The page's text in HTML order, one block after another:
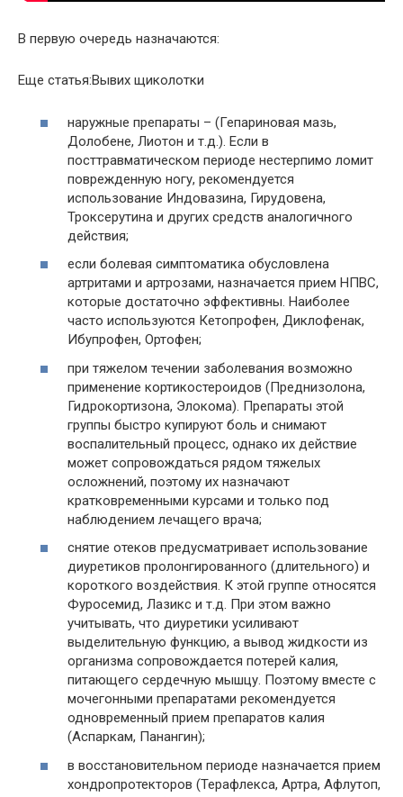
В первую очередь назначаются:
Еще статья:Вывих щиколотки
наружные препараты – (Гепариновая мазь,
Долобене, Лиотон и т.д.). Если в
посттравматическом периоде нестерпимо ломит
поврежденную ногу, рекомендуется
использование Индовазина, Гирудовена,
Троксерутина и других средств аналогичного
действия;
если болевая симптоматика обусловлена
артритами и артрозами, назначается прием НПВС,
которые достаточно эффективны. Наиболее
часто используются Кетопрофен, Диклофенак,
Ибупрофен, Ортофен;
при тяжелом течении заболевания возможно
применение кортикостероидов (Преднизолона,
Гидрокортизона, Элокома). Препараты этой
группы быстро купируют боль и снимают
воспалительный процесс, однако их действие
может сопровождаться рядом тяжелых
осложнений, поэтому их назначают
кратковременными курсами и только под
наблюдением лечащего врача;
снятие отеков предусматривает использование
диуретиков пролонгированного (длительного) и
короткого воздействия. К этой группе относятся
Фуросемид, Лазикс и т.д. При этом важно
учитывать, что диуретики усиливают
выделительную функцию, а вывод жидкости из
организма сопровождается потерей калия,
питающего сердечную мышцу. Поэтому вместе с
мочегонными препаратами рекомендуется
одновременный прием препаратов калия
(Аспаркам, Панангин);
в восстановительном периоде назначается прием
хондропротекторов (Терафлекса, Артра, Афлутоп,